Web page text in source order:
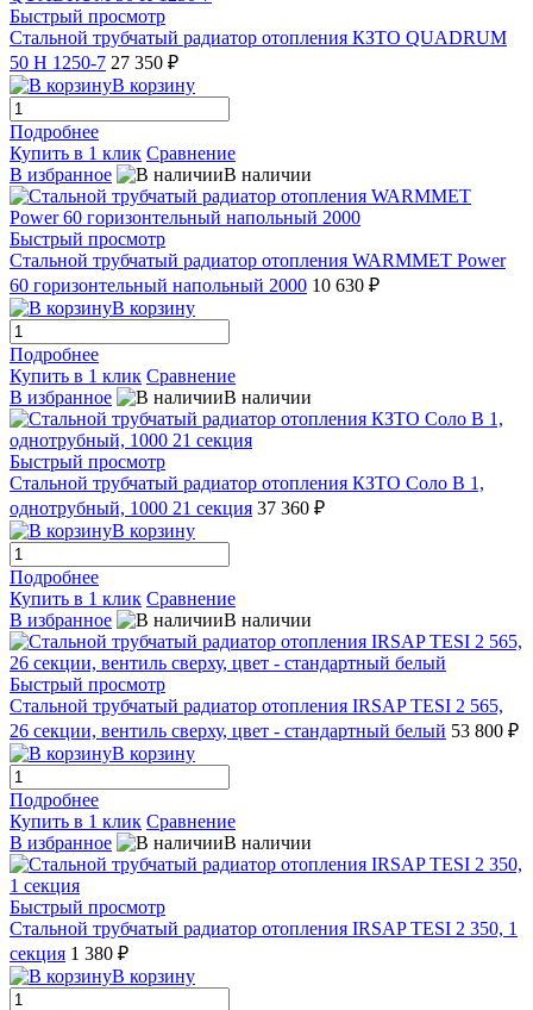
Быстрый просмотр
Стальной трубчатый радиатор отопления КЗТО QUADRUM
50 H 1250-7 27 350 ₽
В корзину
Подробнее
Купить в 1 клик Сравнение
В избранное
В наличии
Быстрый просмотр
Стальной трубчатый радиатор отопления WARMMET Power
60 горизонтельный напольный 2000 10 630 ₽
В корзину
Подробнее
Купить в 1 клик Сравнение
В избранное
В наличии
Быстрый просмотр
Стальной трубчатый радиатор отопления КЗТО Соло В 1,
однотрубный, 1000 21 секция 37 360 ₽
В корзину
Подробнее
Купить в 1 клик Сравнение
В избранное
В наличии
Быстрый просмотр
Стальной трубчатый радиатор отопления IRSAP TESI 2 565,
26 секции, вентиль сверху, цвет - стандартный белый 53 800 ₽
В корзину
Подробнее
Купить в 1 клик Сравнение
В избранное
В наличии
Быстрый просмотр
Стальной трубчатый радиатор отопления IRSAP TESI 2 350, 1
секция 1 380 ₽
В корзину